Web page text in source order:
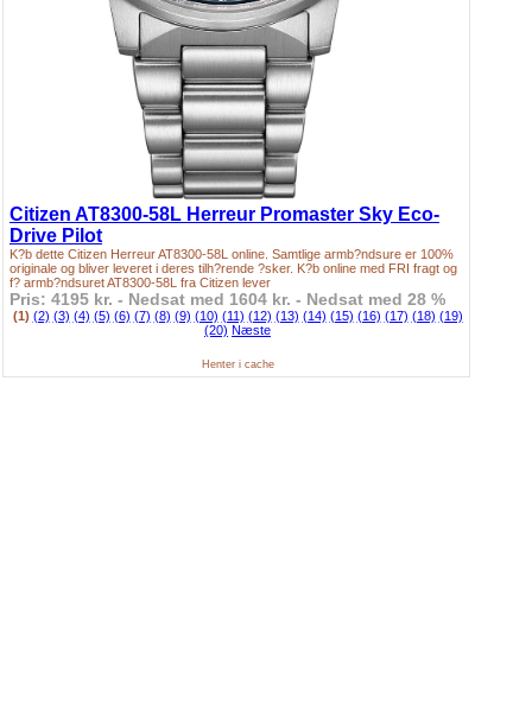
Citizen AT8300-58L Herreur Promaster Sky Eco-
Drive Pilot
K?b dette Citizen Herreur AT8300-58L online. Samtlige armb?ndsure er 100%
originale og bliver leveret i deres tilh?rende ?sker. K?b online med FRI fragt og
f? armb?ndsuret AT8300-58L fra Citizen lever
Pris: 4195 kr. - Nedsat med 1604 kr. - Nedsat med 28 %
(1) (2) (3) (4) (5) (6) (7) (8) (9) (10) (11) (12) (13) (14) (15) (16) (17) (18) (19)
(20) Næste
Henter i cache